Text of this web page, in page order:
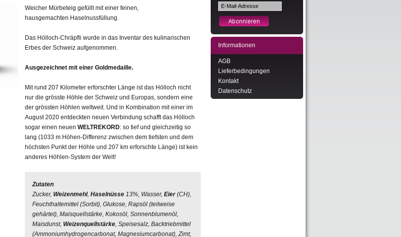
Weicher Mürbeteig gefüllt mit einer feinen,
hausgemachten Haselnussfüllung.
Das Hölloch-Chräpfli wurde in das Inventar des kulinarischen
Erbes der Schweiz aufgenommen.
Ausgezeichnet mit einer Goldmedaille.
Mit rund 207 Kilometer erforschter Länge ist das Hölloch nicht
nur die grösste Höhle der Schweiz und Europas, sondern eine
der grössten Höhlen weltweit. Und in Kombination mit einer im
August 2020 entdeckten neuen Verbindung schafft das Hölloch
sogar einen neuen WELTREKORD: so tief und gleichzeitig so
lang (1033 m Höhen-Differenz zwischen dem tiefsten und dem
höchsten Punkt der Höhle und 207 km erforschte Länge) ist kein
anderes Höhlen-System der Welt!
Zutaten
Zucker, Weizenmehl, Haselnüsse 13%, Wasser, Eier(CH),
Feuchthaltemittel (Sorbit), Glukose, Rapsöl (teilweise
gehärtet), Maisquellstärke, Kokosöl, Sonnenblumenöl,
Maisdunst, Weizenquellstärke, Speisesalz, Backtriebmittel
(Ammoniumhydrogencarbonat, Magnesiumcarbonat), Zimt,
Informationen
AGB
Lieferbedingungen
Kontakt
Datenschutz